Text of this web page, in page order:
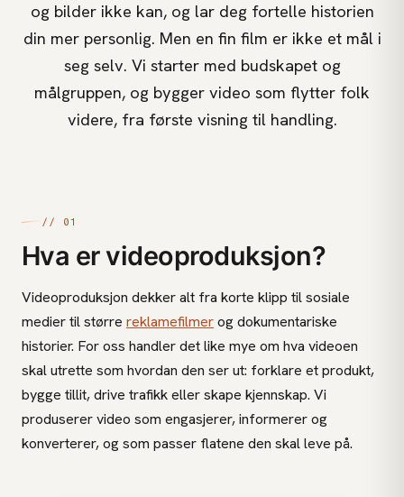
og bilder ikke kan, og lar deg fortelle historien
din mer personlig. Men en fin film er ikke et mål i
seg selv. Vi starter med budskapet og
målgruppen, og bygger video som flytter folk
videre, fra første visning til handling.
// 01
Hva er videoproduksjon?
Videoproduksjon dekker alt fra korte klipp til sosiale
medier til større reklamefilmerog dokumentariske
historier. For oss handler det like mye om hva videoen
skal utrette som hvordan den ser ut: forklare et produkt,
bygge tillit, drive trafikk eller skape kjennskap. Vi
produserer video som engasjerer, informerer og
konverterer, og som passer flatene den skal leve på.